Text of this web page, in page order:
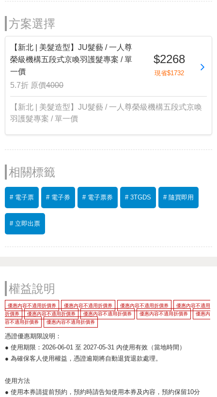
方案選擇
【新北 | 美髮造型】JU髮藝 / 一人尊
榮級機構五段式京喚羽護髮專案 / 單
一價
5.7折 原價4000
$2268
現省$1732
【新北 | 美髮造型】JU髮藝 / 一人尊榮級機構五段式京喚
羽護髮專案 / 單一價
相關標籤
# 電子票 # 電子券 # 電子票券 # 3TGDS # 隨買即用
# 立即出票
權益說明
優惠內容不適用折價券 優惠內容不適用折價券 優惠內容不適用折價券
優惠內容不適用
折價券
優惠內容不適用折價券 優惠內容不適用折價券 優惠內容不適用折價券
優惠內
容不適用折價券
優惠內容不適用折價券
憑證優惠期限說明：
● 使用期限：2026-06-01 至 2027-05-31 內使用有效（當地時間）
● 為確保客人使用權益，憑證逾期將自動退貨退款處理。
使用方法
● 使用本券請提前預約，預約時請告知使用本券及內容，預約保留10分